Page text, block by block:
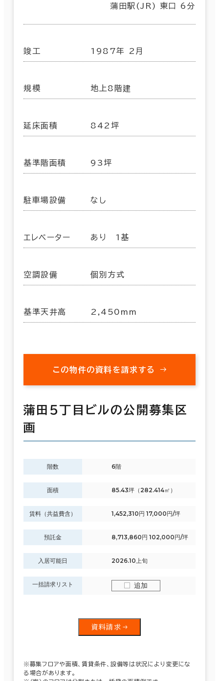
蒲田駅(JR) 東口 6分
竣工 1987年 2月
規模 地上8階建
延床面積 842坪
基準階面積 93坪
駐車場設備 なし
エレベーター あり 1基
空調設備 個別方式
基準天井高 2,450mm
この物件の資料を請求する
蒲田５丁目ビルの公開募集区
画
階数 6階
面積 85.43坪（282.414㎡）
賃料（共益費含） 1,452,310円 17,000円/坪
預託金 8,713,860円 102,000円/坪
入居可能日 2026.10上旬
一括請求リスト 追加
資料請求
※募集フロアや面積、賃貸条件、設備等は状況により変更にな
る場合があります。